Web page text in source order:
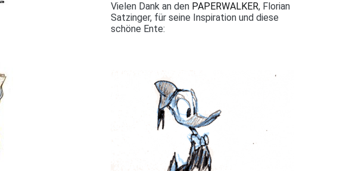
Vielen Dank an den PAPERWALKER, Florian
Satzinger, für seine Inspiration und diese
schöne Ente: